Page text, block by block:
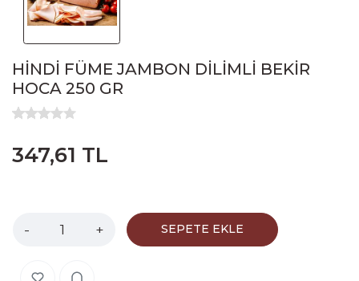
HİNDİ FÜME JAMBON DİLİMLİ BEKİR
HOCA 250 GR
347,61 TL
- + SEPETE EKLE